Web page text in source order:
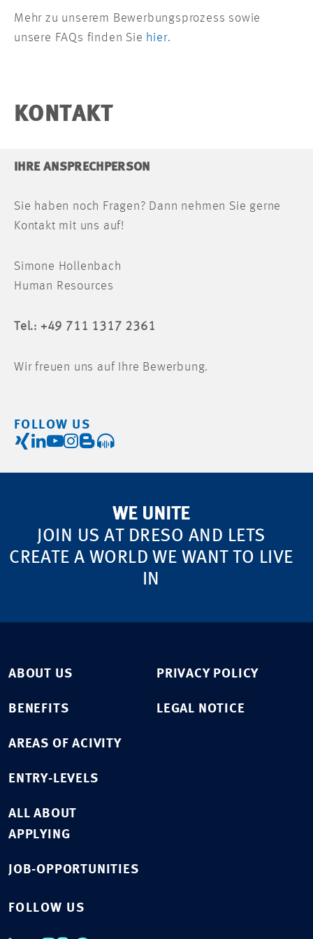
Mehr zu unserem Bewerbungsprozess sowie
unsere FAQs finden Sie hier.
KONTAKT
IHRE ANSPRECHPERSON
Sie haben noch Fragen? Dann nehmen Sie gerne
Kontakt mit uns auf!
Simone Hollenbach
Human Resources
Tel.: +49 711 1317 2361
Wir freuen uns auf Ihre Bewerbung.
FOLLOW US
WE UNITE
JOIN US AT DRESO AND LETS
CREATE A WORLD WE WANT TO LIVE
IN
ABOUT US
BENEFITS
AREAS OF ACIVITY
ENTRY-LEVELS
ALL ABOUT
APPLYING
JOB-OPPORTUNITIES
PRIVACY POLICY
LEGAL NOTICE
FOLLOW US